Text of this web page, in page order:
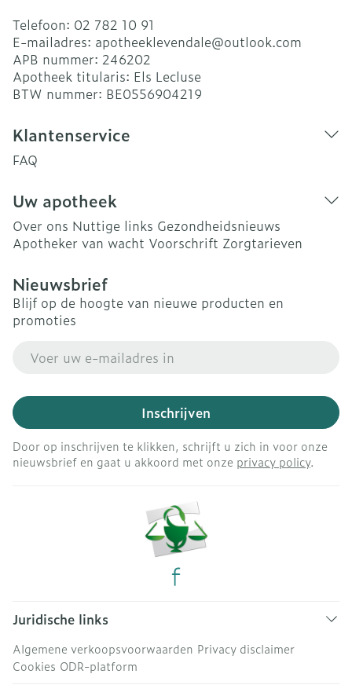
Telefoon: 02 782 10 91
E-mailadres: apotheeklevendale@outlook.com
APB nummer: 246202
Apotheek titularis: Els Lecluse
BTW nummer: BE0556904219
Klantenservice
FAQ
Uw apotheek
Over ons Nuttige links Gezondheidsnieuws
Apotheker van wacht Voorschrift Zorgtarieven
Nieuwsbrief
Blijf op de hoogte van nieuwe producten en
promoties
Inschrijven
Door op inschrijven te klikken, schrijft u zich in voor onze
nieuwsbrief en gaat u akkoord met onze privacy policy.
Juridische links
Algemene verkoopsvoorwaarden Privacy disclaimer
Cookies ODR-platform